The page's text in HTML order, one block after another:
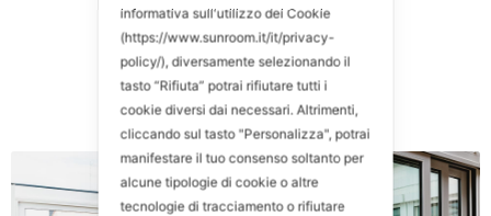
informativa sull'utilizzo dei Cookie
(https://www.sunroom.it/it/privacy-
policy/), diversamente selezionando il
tasto “Rifiuta” potrai rifiutare tutti i
cookie diversi dai necessari. Altrimenti,
cliccando sul tasto "Personalizza", potrai
manifestare il tuo consenso soltanto per
alcune tipologie di cookie o altre
tecnologie di tracciamento o rifiutare